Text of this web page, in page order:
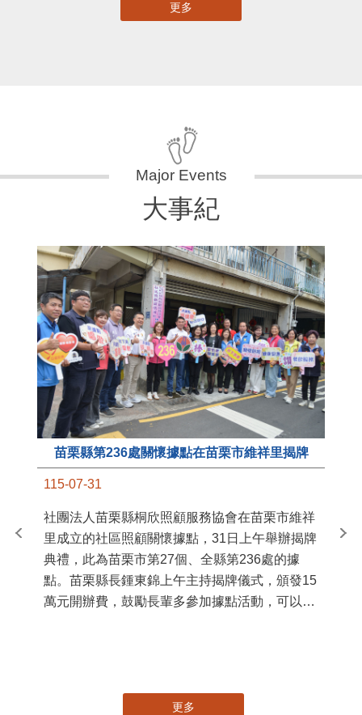
更多
大事紀
苗栗縣第236處關懷據點在苗栗市維祥里揭牌
115-07-31
社團法人苗栗縣桐欣照顧服務協會在苗栗市維祥
里成立的社區照顧關懷據點，31日上午舉辦揭牌
典禮，此為苗栗市第27個、全縣第236處的據
點。苗栗縣長鍾東錦上午主持揭牌儀式，頒發15
萬元開辦費，鼓勵長輩多參加據點活動，可以更
苗
更多